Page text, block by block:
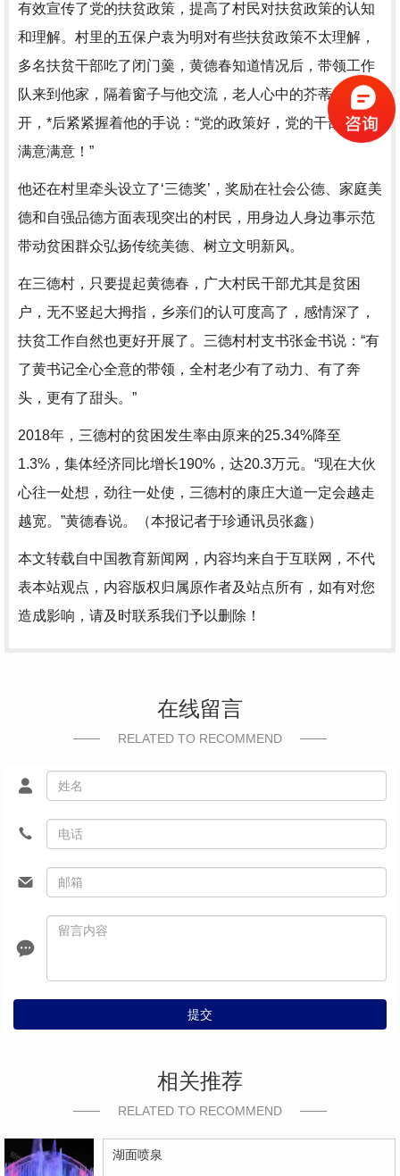
有效宣传了党的扶贫政策，提高了村民对扶贫政策的认知
和理解。村里的五保户袁为明对有些扶贫政策不太理解，
多名扶贫干部吃了闭门羹，黄德春知道情况后，带领工作
队来到他家，隔着窗子与他交流，老人心中的芥蒂终于解
开，*后紧紧握着他的手说：“党的政策好，党的干部好，
满意满意！”
他还在村里牵头设立了‘三德奖’，奖励在社会公德、家庭美
德和自强品德方面表现突出的村民，用身边人身边事示范
带动贫困群众弘扬传统美德、树立文明新风。
在三德村，只要提起黄德春，广大村民干部尤其是贫困
户，无不竖起大拇指，乡亲们的认可度高了，感情深了，
扶贫工作自然也更好开展了。三德村村支书张金书说：“有
了黄书记全心全意的带领，全村老少有了动力、有了奔
头，更有了甜头。”
2018年，三德村的贫困发生率由原来的25.34%降至
1.3%，集体经济同比增长190%，达20.3万元。“现在大伙
心往一处想，劲往一处使，三德村的康庄大道一定会越走
越宽。”黄德春说。（本报记者于珍通讯员张鑫）
本文转载自中国教育新闻网，内容均来自于互联网，不代
表本站观点，内容版权归属原作者及站点所有，如有对您
造成影响，请及时联系我们予以删除！
在线留言
RELATED TO RECOMMEND
提交
相关推荐
RELATED TO RECOMMEND
湖面喷泉